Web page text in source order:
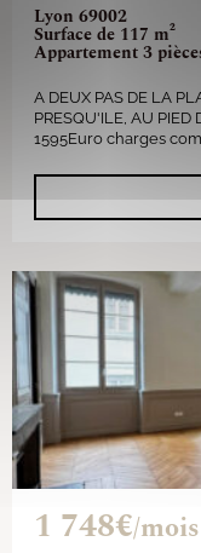
Lyon 69002
Surface de 117 m²
Appartement 3
A DEUX PAS DE LA
PRESQU'ILE, AU
1595Euro charges
1 748€/